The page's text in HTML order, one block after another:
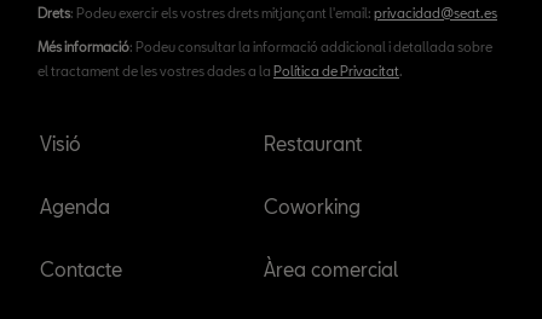
Drets: Podeu exercir els vostres drets mitjançant l'email: privacidad@seat.es
Més informació: Podeu consultar la informació addicional i detallada sobre
el tractament de les vostres dades a la Política de Privacitat.
Visió
Agenda
Contacte
Restaurant
Coworking
Àrea comercial